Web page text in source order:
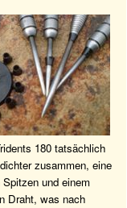
180 tatsächlich
zusammen, eine
und einem
Draht, was nach